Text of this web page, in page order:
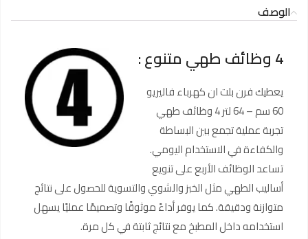
الوصف
4 وظائف طهي متنوع :
يعطيك فرن بلت ان كهرباء فاليريو
60 سم – 64 لتر 4 وظائف طهي
تجربة عملية تجمع بين البساطة
والكفاءة في الاستخدام اليومي.
تساعد الوظائف الأربع على تنويع
أساليب الطهي مثل الخبز والشوي والتسوية للحصول على نتائج
متوازنة ودقيقة. كما يوفر أداءً موثوقًا وتصميمًا عمليًا يسهل
استخدامه داخل المطبخ مع نتائج ثابتة في كل مرة.